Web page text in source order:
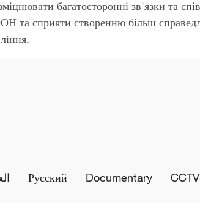
багатосторонні зв'язки та
та сприяти створенню більш
Русский Documentary